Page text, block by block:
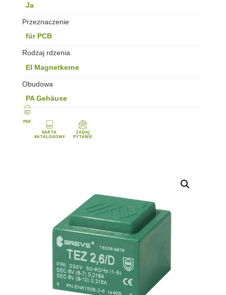
Ja
Przeznaczenie
für PCB
Rodzaj rdzenia
EI Magnetkerne
Obudowa
PA Gehäuse
PDF
KARTA
KATALOGOWA
ZADAJ
PYTANIE